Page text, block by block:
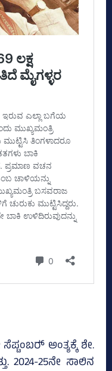
ಅಂತ್ಯಕ್ಕೆ ಶೇ.
2024-25ನೇ ಸಾಲಿನ